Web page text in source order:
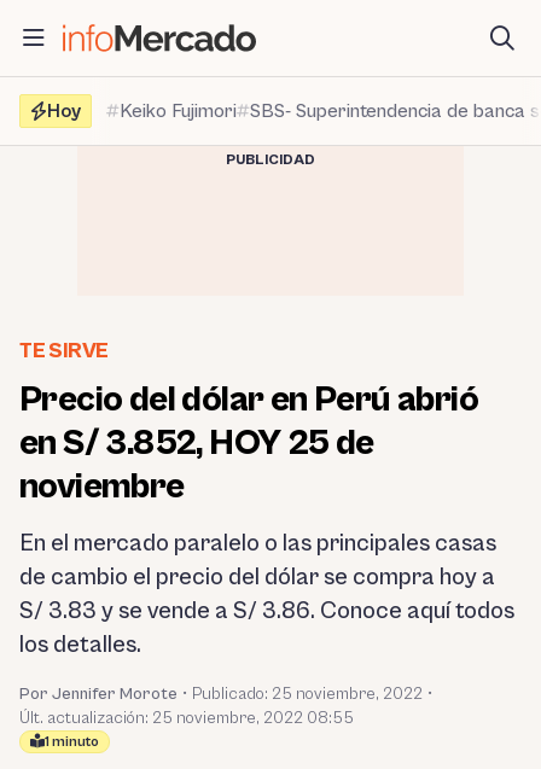
contenido
Hoy
Keiko Fujimori SBS- Superintendencia de banca
PUBLICIDAD
TE SIRVE
Precio del dólar en Perú abrió
en S/ 3.852, HOY 25 de
noviembre
En el mercado paralelo o las principales casas
de cambio el precio del dólar se compra hoy a
S/ 3.83 y se vende a S/ 3.86. Conoce aquí todos
los detalles.
Por Jennifer Morote • Publicado: 25 noviembre, 2022 •
Últ. actualización: 25 noviembre, 2022 08:55
1 minuto